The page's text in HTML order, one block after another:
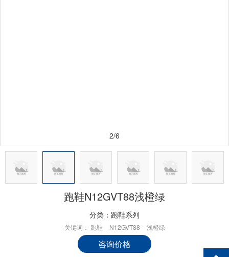
2/6
跑鞋N12GVT88浅橙绿
分类： 跑鞋系列
关键词： 跑鞋 N12GVT88 浅橙绿
咨询价格